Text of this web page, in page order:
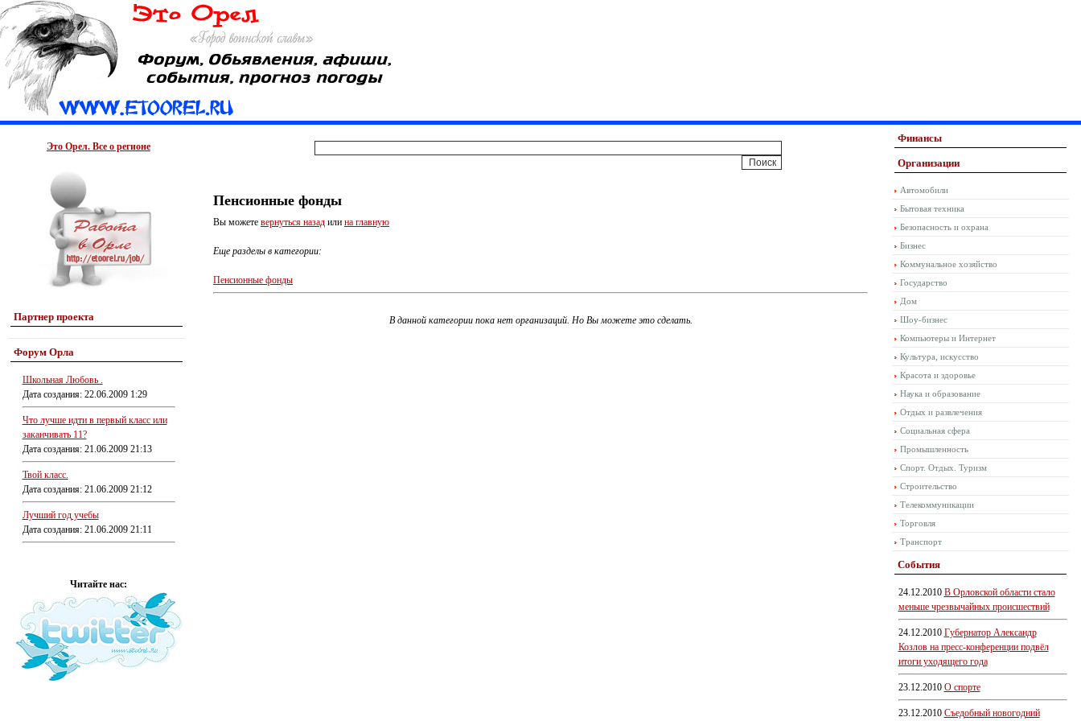
Это Орел. Все о регионе
Партнер проекта
Форум Орла
Школьная Любовь .
Дата создания: 22.06.2009 1:29
Что лучше идти в первый класс или
заканчивать 11?
Дата создания: 21.06.2009 21:13
Твой класс.
Дата создания: 21.06.2009 21:12
Лучший год учебы
Дата создания: 21.06.2009 21:11
Читайте нас:
Пенсионные фонды
Вы можете вернуться назад или на главную
Еще разделы в категории:
Пенсионные фонды
В данной категории пока нет организаций. Но Вы можете это сделать.
Финансы
Организации
Автомобили
Бытовая техника
Безопасность и охрана
Бизнес
Коммунальное хозяйство
Государство
Дом
Шоу-бизнес
Компьютеры и Интернет
Культура, искусство
Красота и здоровье
Наука и образование
Отдых и развлечения
Социальная сфера
Промышленность
Спорт. Отдых. Туризм
Строительство
Телекоммуникации
Торговля
Транспорт
События
24.12.2010 В Орловской области стало
меньше чрезвычайных происшествий
24.12.2010 Губернатор Александр
Козлов на пресс-конференции подвёл
итоги уходящего года
23.12.2010 О спорте
23.12.2010 Съедобный новогодний